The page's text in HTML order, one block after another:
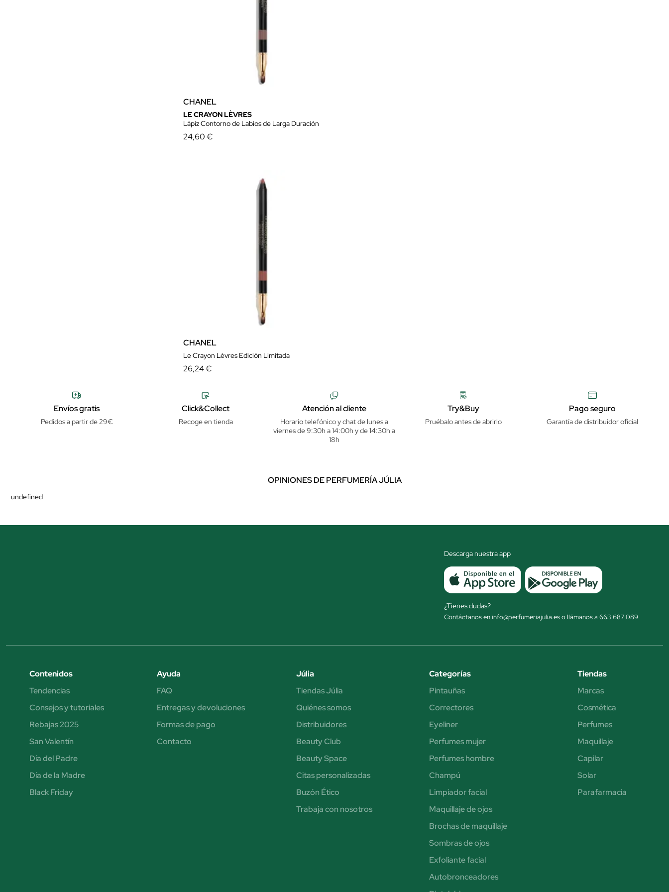
CHANEL
LE CRAYON LÈVRES
Lápiz Contorno de Labios de Larga Duración
24,60 €
CHANEL
Le Crayon Lèvres Edición Limitada
26,24 €
Envíos gratis
Pedidos a partir de 29€
Click&Collect
Recoge en tienda
Atención al cliente
Horario telefónico y chat de lunes a
viernes de 9:30h a 14:00h y de 14:30h a
18h
Try&Buy
Pruébalo antes de abrirlo
Pago seguro
Garantía de distribuidor oficial
OPINIONES DE PERFUMERÍA JÚLIA
undefined
Descarga nuestra app
¿Tienes dudas?
Contáctanos en info@perfumeriajulia.es o llámanos a 663 687 089
Contenidos
Tendencias
Consejos y tutoriales
Rebajas 2025
San Valentín
Día del Padre
Día de la Madre
Black Friday
Ayuda
FAQ
Entregas y devoluciones
Formas de pago
Contacto
Júlia
Tiendas Júlia
Quiénes somos
Distribuidores
Beauty Club
Beauty Space
Citas personalizadas
Buzón Ético
Trabaja con nosotros
Categorías
Pintauñas
Correctores
Eyeliner
Perfumes mujer
Perfumes hombre
Champú
Limpiador facial
Maquillaje de ojos
Brochas de maquillaje
Sombras de ojos
Exfoliante facial
Autobronceadores
Tiendas
Marcas
Cosmética
Perfumes
Maquillaje
Capilar
Solar
Parafarmacia